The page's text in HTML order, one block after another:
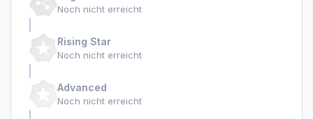
Noch nicht erreicht
Rising Star
Noch nicht erreicht
Advanced
Noch nicht erreicht